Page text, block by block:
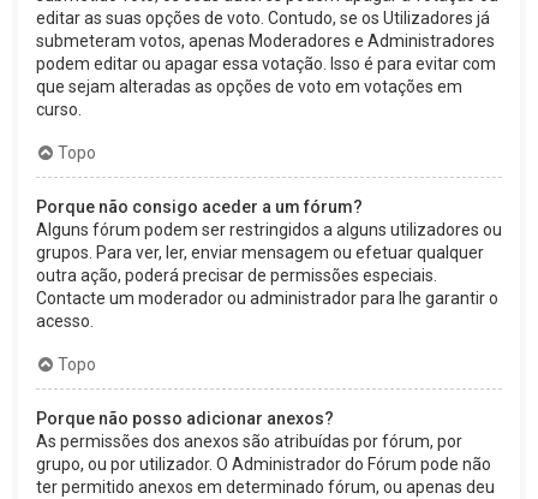
editar as suas opções de voto. Contudo, se os Utilizadores já
submeteram votos, apenas Moderadores e Administradores
podem editar ou apagar essa votação. Isso é para evitar com
que sejam alteradas as opções de voto em votações em
curso.
Topo
Porque não consigo aceder a um fórum?
Alguns fórum podem ser restringidos a alguns utilizadores ou
grupos. Para ver, ler, enviar mensagem ou efetuar qualquer
outra ação, poderá precisar de permissões especiais.
Contacte um moderador ou administrador para lhe garantir o
acesso.
Topo
Porque não posso adicionar anexos?
As permissões dos anexos são atribuídas por fórum, por
grupo, ou por utilizador. O Administrador do Fórum pode não
ter permitido anexos em determinado fórum, ou apenas deu